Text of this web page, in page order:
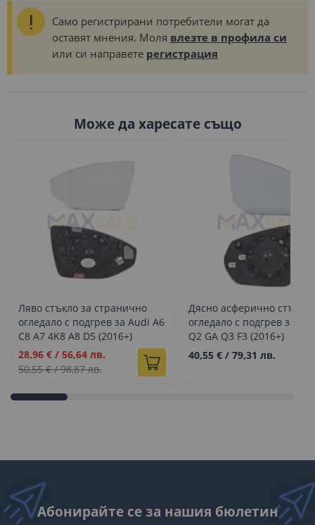
Само регистрирани потребители могат да
оставят мнения. Моля влезте в профила си
или си направете регистрация
Може да харесате също
Ляво стъкло за странично
огледало с подгрев за Audi A6
C8 A7 4K8 A8 D5 (2016+)
Промо
цена
28,96 € / 56,64 лв.
50,55 €/98,87 лв.
Дясно асферично стъкло
огледало с подгрев за
Q2 GA Q3 F3 (2016+)
40,55 €/ 79,31 лв.
Абонирайте се за нашия бюлетин